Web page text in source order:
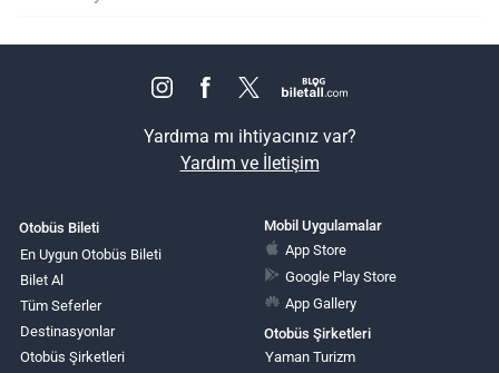
Yardıma mı ihtiyacınız var?
Yardım ve İletişim
Otobüs Bileti
En Uygun Otobüs Bileti
Bilet Al
Tüm Seferler
Destinasyonlar
Otobüs Şirketleri
Mobil Uygulamalar
App Store
Google Play Store
App Gallery
Otobüs Şirketleri
Yaman Turizm